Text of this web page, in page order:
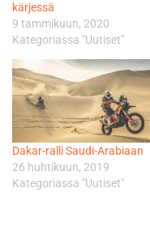
kärjessä
9 tammikuun, 2020
Kategoriassa "Uutiset"
Dakar-ralli Saudi-Arabiaan
26 huhtikuun, 2019
Kategoriassa "Uutiset"